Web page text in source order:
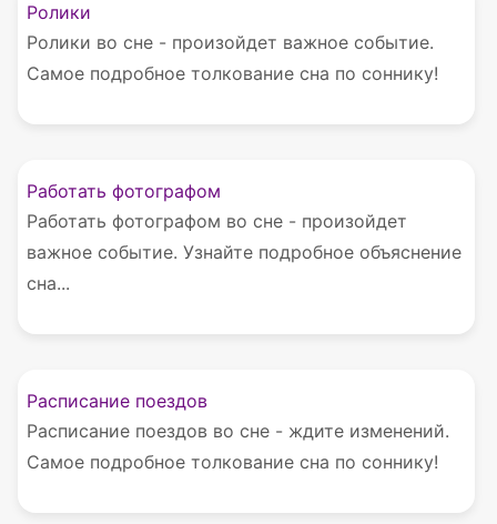
Ролики
Ролики во сне - произойдет важное событие.
Самое подробное толкование сна по соннику!
Работать фотографом
Работать фотографом во сне - произойдет
важное событие. Узнайте подробное объяснение
сна...
Расписание поездов
Расписание поездов во сне - ждите изменений.
Самое подробное толкование сна по соннику!